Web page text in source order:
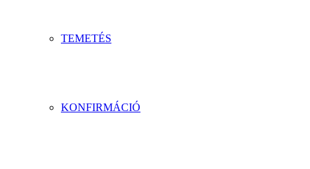
TEMETÉS
KONFIRMÁCIÓ